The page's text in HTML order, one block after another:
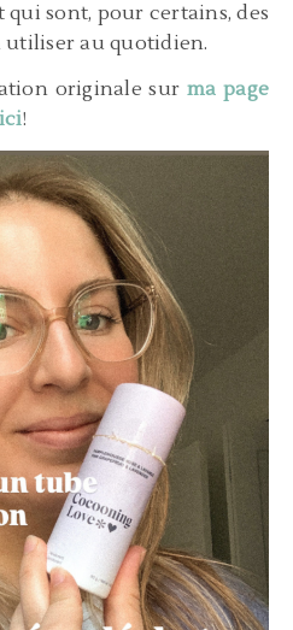
sont, pour certains, des
utiliser au quotidien.
originale sur ma page
!